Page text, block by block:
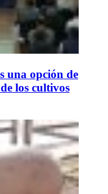
una opción de
los cultivos